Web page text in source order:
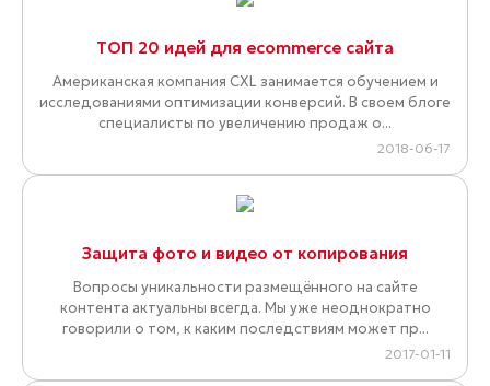
ТОП 20 идей для ecommerce сайта
Американская компания CXL занимается обучением и
исследованиями оптимизации конверсий. В своем блоге
специалисты по увеличению продаж о...
2018-06-17
Защита фото и видео от копирования
Вопросы уникальности размещённого на сайте
контента актуальны всегда. Мы уже неоднократно
говорили о том, к каким последствиям может пр...
2017-01-11